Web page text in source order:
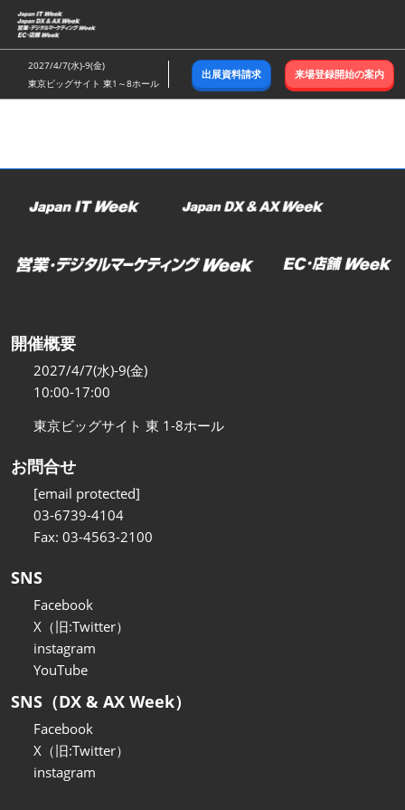
ス
キ
ッ
し
む
2027/4/7(水)-9(金)
東京ビッグサイト 東1～8ホール
出展資料請求 来場登録開始の案内
開催概要
2027/4/7(水)-9(金)
10:00-17:00
東京ビッグサイト 東 1-8ホール
お問合せ
[email protected]
03-6739-4104
Fax: 03-4563-2100
SNS
Facebook
X（旧:Twitter）
instagram
YouTube
SNS（DX & AX Week）
Facebook
X（旧:Twitter）
instagram